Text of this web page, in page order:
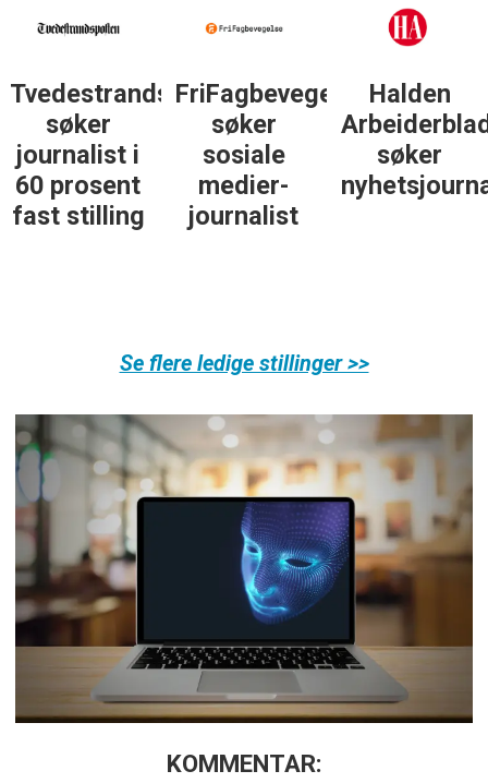
FriFagbevegelse
søker
sosiale
medier-
journalist
Halden
Arbeiderblad
søker
nyhetsjournalist
25. juni
søker
journalist
Se flere ledige stillinger >>
KOMMENTAR: